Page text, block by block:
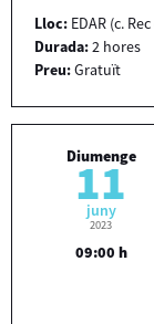
Lloc: EDAR (c.
Durada:2 hores
Preu:Gratuït
Diumenge
11
juny
2023
09:00 h